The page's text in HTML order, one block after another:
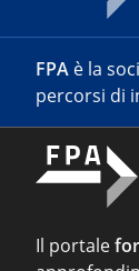
FPA è la
percorsi di
Il portale